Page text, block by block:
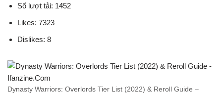
Số lượt tải: 1452
Likes: 7323
Dislikes: 8
Dynasty Warriors: Overlords Tier List (2022) & Reroll Guide –